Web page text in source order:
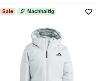
Sale Nachhaltig